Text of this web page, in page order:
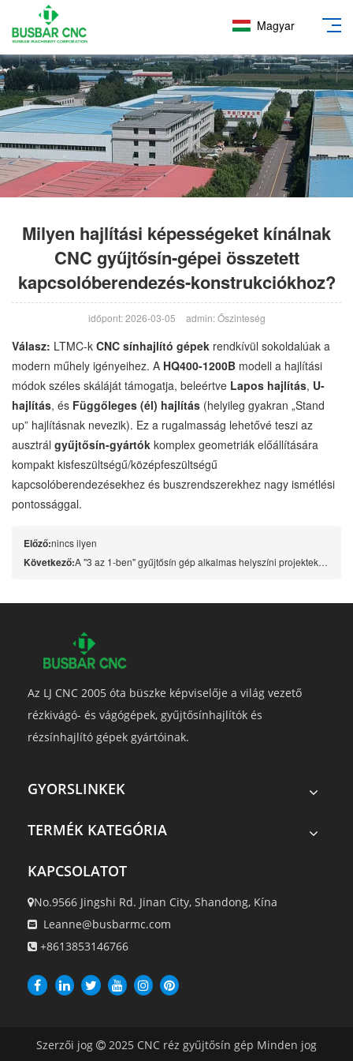
Magyar
Milyen hajlítási képességeket kínálnak
CNC gyűjtősín-gépei összetett
kapcsolóberendezés-konstrukciókhoz?
időpont: 2026-03-05 admin: Őszinteség
Válasz: LTMC-k CNC sínhajlító gépek rendkívül sokoldalúak a
modern műhely igényeihez. A HQ400-1200B modell a hajlítási
módok széles skáláját támogatja, beleértve Lapos hajlítás, U-
hajlítás, és Függőleges (él) hajlítás (helyileg gyakran „Stand
up” hajlításnak nevezik). Ez a rugalmasság lehetővé teszi az
ausztrál gyűjtősín-gyártók komplex geometriák előállítására
kompakt kisfeszültségű/középfeszültségű
kapcsolóberendezésekhez és buszrendszerekhez nagy ismétlési
pontossággal.
Előző:nincs ilyen
Következő:A "3 az 1-ben" gyűjtősín gép alkalmas helyszíni projektekhez vagy kisebb ausztrál műhelyekhez?
Az LJ CNC 2005 óta büszke képviselője a világ vezető
rézkivágó- és vágógépek, gyűjtősínhajlítók és
rézsínhajlító gépek gyártóinak.
GYORSLINKEK
TERMÉK KATEGÓRIA
KAPCSOLATOT
No.9566 Jingshi Rd. Jinan City, Shandong, Kína
 Leanne@busbarmc.com
 +8613853146766
Szerzői jog  2025 CNC réz gyűjtősín gép Minden jog